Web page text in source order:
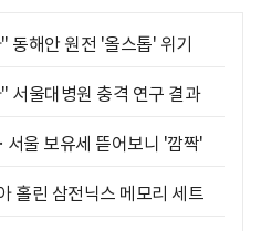
동해안 원전 '올스톱' 위기
서울대병원 충격 연구 결과
울 보유세 뜯어보니 '깜짝'
홀린 삼전닉스 메모리 세트